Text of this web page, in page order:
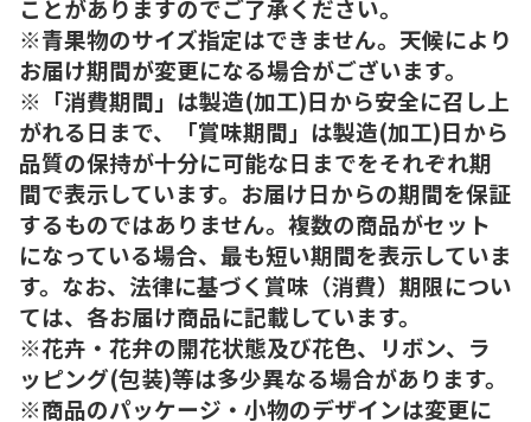
ことがありますのでご了承ください。
※青果物のサイズ指定はできません。天候により
お届け期間が変更になる場合がございます。
※「消費期間」は製造(加工)日から安全に召し上
がれる日まで、「賞味期間」は製造(加工)日から
品質の保持が十分に可能な日までをそれぞれ期
間で表示しています。お届け日からの期間を保証
するものではありません。複数の商品がセット
になっている場合、最も短い期間を表示していま
す。なお、法律に基づく賞味（消費）期限につい
ては、各お届け商品に記載しています。
※花卉・花弁の開花状態及び花色、リボン、ラ
ッピング(包装)等は多少異なる場合があります。
※商品のパッケージ・小物のデザインは変更に